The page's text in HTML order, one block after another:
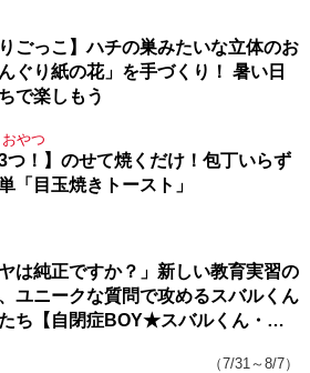
りごっこ】ハチの巣みたいな立体のお
ぐり紙の花」を手づくり！ 暑い日
で楽しもう
やつ
3つ！】のせて焼くだけ！包丁いらず
「目玉焼きトースト」
ヤは純正ですか？」新しい教育実習の
ユニークな質問で攻めるスバルくん
ち【自閉症BOY★スバルくん・
（7/31～8/7）